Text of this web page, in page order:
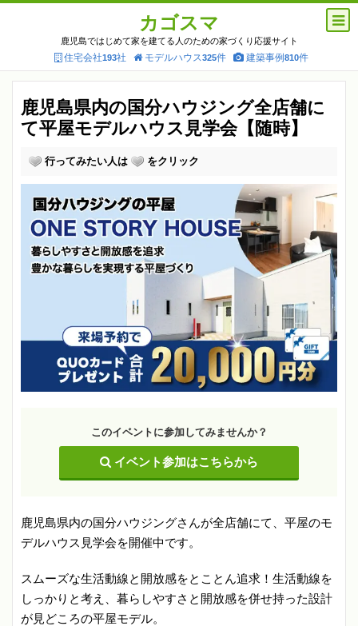
カゴスマ
鹿児島ではじめて家を建てる人のための家づくり応援サイト
住宅会社193社 モデルハウス325件 建築事例810件
鹿児島県内の国分ハウジング全店舗に
て平屋モデルハウス見学会【随時】
行ってみたい人は をクリック
このイベントに参加してみませんか？
イベント参加はこちらから
鹿児島県内の国分ハウジングさんが全店舗にて、平屋のモ
デルハウス見学会を開催中です。
スムーズな生活動線と開放感をとことん追求！生活動線を
しっかりと考え、暮らしやすさと開放感を併せ持った設計
が見どころの平屋モデル。